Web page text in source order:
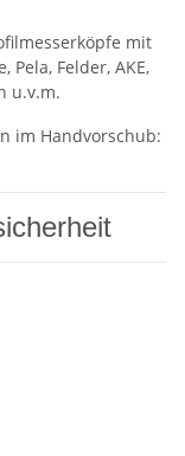
mit
Pela, Felder, AKE,
u.v.m.
im Handvorschub: